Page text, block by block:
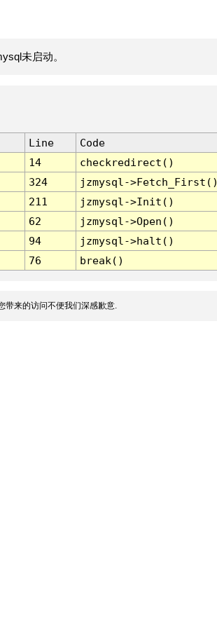
未启动。
Line
Code
14
checkredirect()
324
jzmysql-
211
jzmysql->Init()
62
jzmysql->Open()
94
jzmysql->halt()
76 break()
带来的访问不便我们深感歉意.